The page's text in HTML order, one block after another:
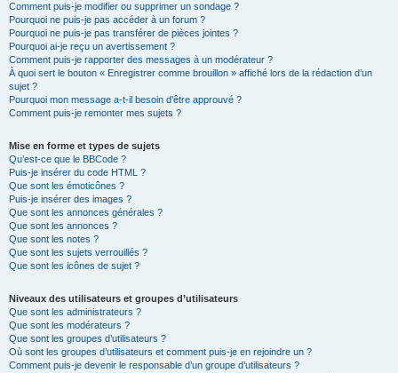
Comment puis-je modifier ou supprimer un sondage ?
Pourquoi ne puis-je pas accéder à un forum ?
Pourquoi ne puis-je pas transférer de pièces jointes ?
Pourquoi ai-je reçu un avertissement ?
Comment puis-je rapporter des messages à un modérateur ?
À quoi sert le bouton « Enregistrer comme brouillon » affiché lors de la rédaction d’un
sujet ?
Pourquoi mon message a-t-il besoin d’être approuvé ?
Comment puis-je remonter mes sujets ?
Mise en forme et types de sujets
Qu’est-ce que le BBCode ?
Puis-je insérer du code HTML ?
Que sont les émoticônes ?
Puis-je insérer des images ?
Que sont les annonces générales ?
Que sont les annonces ?
Que sont les notes ?
Que sont les sujets verrouillés ?
Que sont les icônes de sujet ?
Niveaux des utilisateurs et groupes d’utilisateurs
Que sont les administrateurs ?
Que sont les modérateurs ?
Que sont les groupes d’utilisateurs ?
Où sont les groupes d’utilisateurs et comment puis-je en rejoindre un ?
Comment puis-je devenir le responsable d’un groupe d’utilisateurs ?